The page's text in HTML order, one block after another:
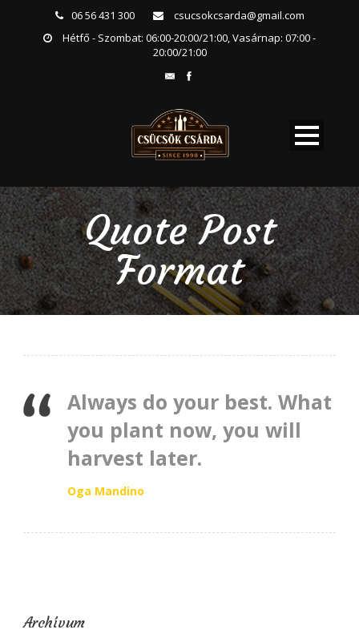
06 56 431 300
csucsokcsarda@gmail.com
Hétfő - Szombat: 06:00-20:00/21:00, Vasárnap: 07:00 -
20:00/21:00
Quote Post
Format
Always do your best. What
you plant now, you will
harvest later.
Oga Mandino
Archívum